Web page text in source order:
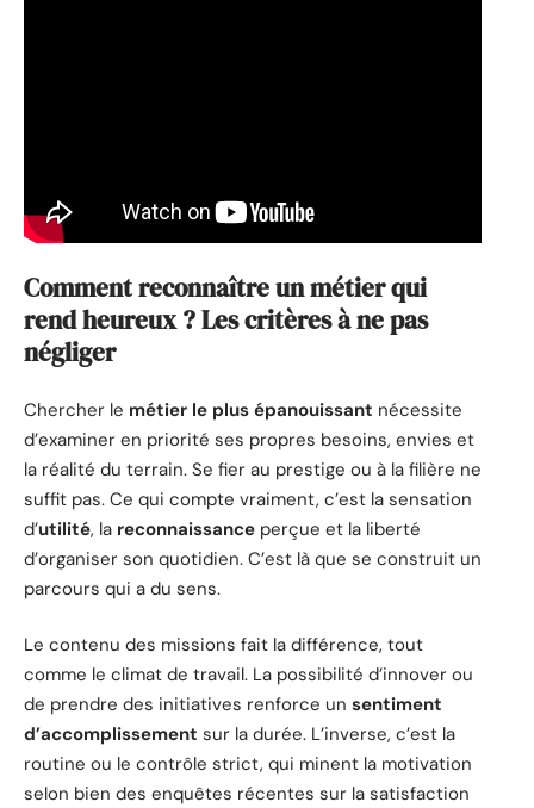
Comment reconnaître un métier qui
rend heureux ? Les critères à ne pas
négliger
Chercher le métier le plus épanouissant nécessite
d’examiner en priorité ses propres besoins, envies et
la réalité du terrain. Se fier au prestige ou à la filière ne
suffit pas. Ce qui compte vraiment, c’est la sensation
d’utilité, la reconnaissance perçue et la liberté
d’organiser son quotidien. C’est là que se construit un
parcours qui a du sens.
Le contenu des missions fait la différence, tout
comme le climat de travail. La possibilité d’innover ou
de prendre des initiatives renforce un sentiment
d’accomplissement sur la durée. L’inverse, c’est la
routine ou le contrôle strict, qui minent la motivation
selon bien des enquêtes récentes sur la satisfaction